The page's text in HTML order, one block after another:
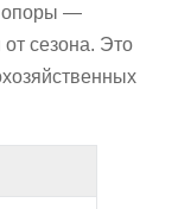
опоры —
сезона. Это